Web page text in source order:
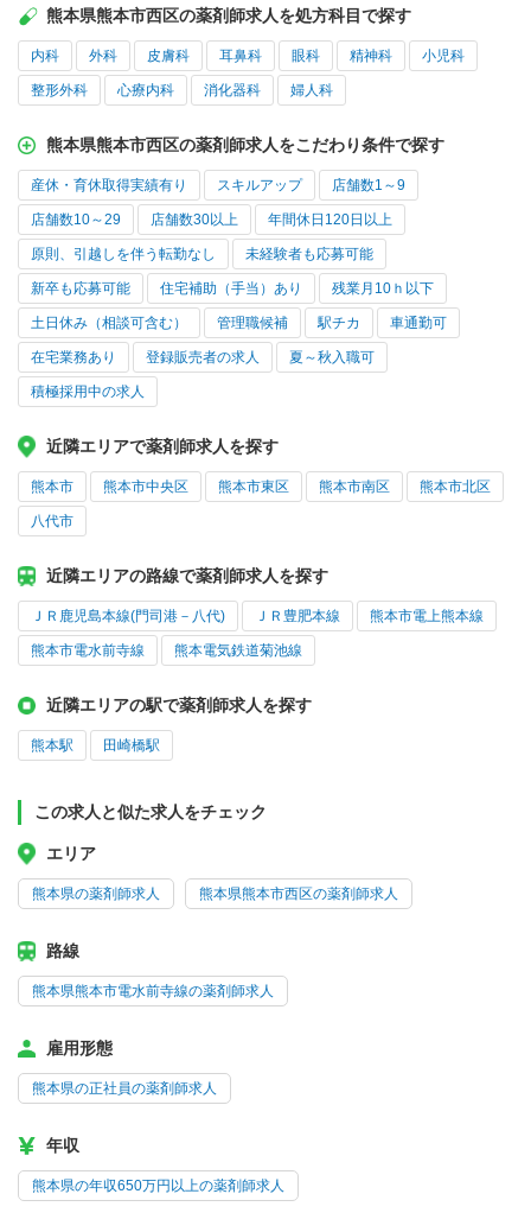
熊本県熊本市西区の薬剤師求人を処方科目で探す
内科 外科 皮膚科 耳鼻科 眼科 精神科 小児科
整形外科 心療内科 消化器科 婦人科
熊本県熊本市西区の薬剤師求人をこだわり条件で探す
産休・育休取得実績有り スキルアップ 店舗数1～9
店舗数10～29 店舗数30以上 年間休日120日以上
原則、引越しを伴う転勤なし 未経験者も応募可能
新卒も応募可能 住宅補助（手当）あり 残業月10ｈ以下
土日休み（相談可含む） 管理職候補 駅チカ 車通勤可
在宅業務あり 登録販売者の求人 夏～秋入職可
積極採用中の求人
近隣エリアで薬剤師求人を探す
熊本市 熊本市中央区 熊本市東区 熊本市南区 熊本市北区
八代市
近隣エリアの路線で薬剤師求人を探す
ＪＲ鹿児島本線(門司港－八代) ＪＲ豊肥本線 熊本市電上熊本線
熊本市電水前寺線 熊本電気鉄道菊池線
近隣エリアの駅で薬剤師求人を探す
熊本駅 田崎橋駅
この求人と似た求人をチェック
エリア
熊本県の薬剤師求人 熊本県熊本市西区の薬剤師求人
路線
熊本県熊本市電水前寺線の薬剤師求人
雇用形態
熊本県の正社員の薬剤師求人
年収
熊本県の年収650万円以上の薬剤師求人